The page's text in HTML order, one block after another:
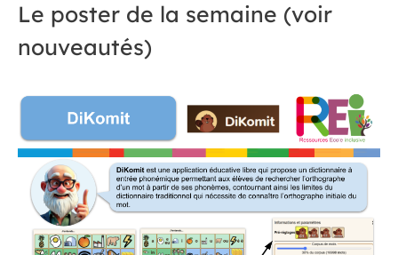
Le poster de la semaine (voir
nouveautés)